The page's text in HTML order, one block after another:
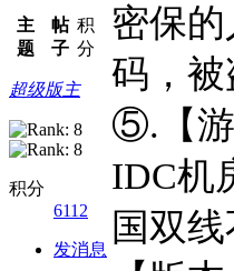
主
题
帖
子
积
分
超级版主
积分
6112
发消息
密保
码，被
⑤.【游
IDC机
国双